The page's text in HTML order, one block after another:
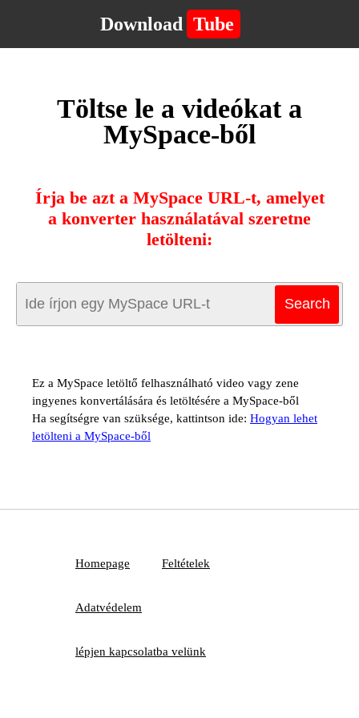
Download Tube
Töltse le a videókat a
MySpace-ből
Írja be azt a MySpace URL-t, amelyet
a konverter használatával szeretne
letölteni:
Ez a MySpace letöltő felhasználható video vagy zene
ingyenes konvertálására és letöltésére a MySpace-ből
Ha segítségre van szüksége, kattintson ide: Hogyan lehet
letölteni a MySpace-ből
Homepage Feltételek
Adatvédelem
lépjen kapcsolatba velünk